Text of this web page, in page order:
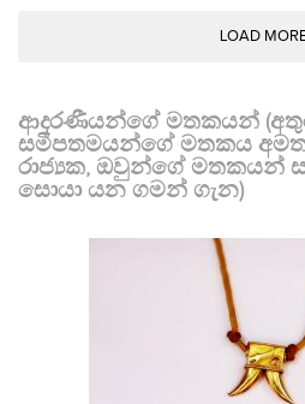
LOAD
ආදරණීයන්ගේ මතකයන්
සමීපතමයන්ගේ මතකය
රාජ්‍යක, ඔවුන්ගේ මතකයන්
සොයා යන ගමන් ගැන)